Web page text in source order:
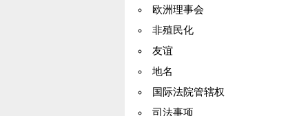
欧洲理事会
非殖民化
友谊
地名
国际法院管辖权
司法事项